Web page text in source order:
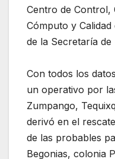
Centro de Control,
Cómputo y
de la Secretaría de
Con todos los
un operativo por
Zumpango,
derivó en el
de las probables
Begonias, colonia